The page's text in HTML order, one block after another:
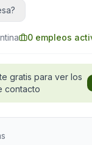
0 empleos
gratis para ver los
contacto